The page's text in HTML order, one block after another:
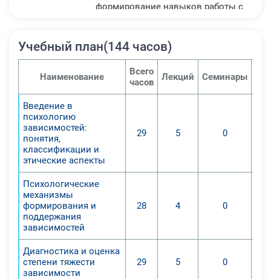
формирование навыков работы с
профессиональной
области психологии, социальной
работы, педагогики и
различных видов зависимостей.
Учебный план(144 часов)
Наименование
Всего
часов
Лекций Семинары
Введение в
психологию
зависимостей:
понятия,
классификации и
этические аспекты
29 5 0
Психологические
механизмы
формирования и
поддержания
зависимостей
28 4 0
Диагностика и оценка
степени тяжести
зависимости
29 5 0